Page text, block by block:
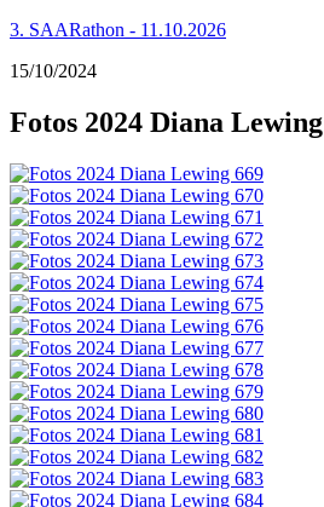
3. SAARathon - 11.10.2026
15/10/2024
Fotos 2024 Diana Lewing